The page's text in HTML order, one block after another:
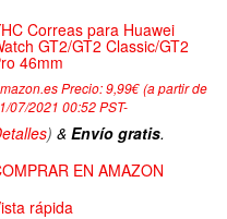
Correas para Huawei
GT2/GT2 Classic/GT2
46mm
Precio:9,99€(a partir de
07/2021 00:52 PST-
)&Envío gratis.
EN AMAZON
rápida